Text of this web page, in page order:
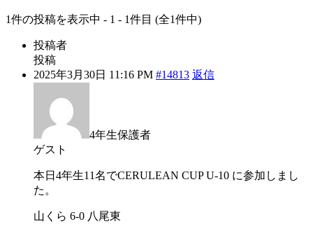
1件の投稿を表示中 - 1 - 1件目 (全1件中)
投稿者
投稿
2025年3月30日 11:16 PM #14813 返信
4年生保護者
ゲスト
本日4年生11名でCERULEAN CUP U-10 に参加しまし
た。
山くら 6-0 八尾東